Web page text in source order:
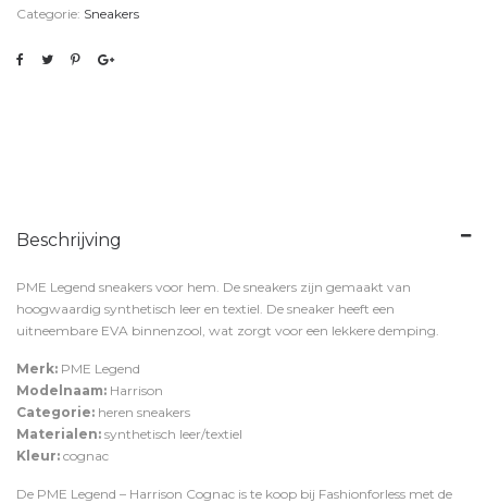
Categorie: Sneakers
Beschrijving
PME Legend sneakers voor hem. De sneakers zijn gemaakt van
hoogwaardig synthetisch leer en textiel. De sneaker heeft een
uitneembare EVA binnenzool, wat zorgt voor een lekkere demping.
Merk: PME Legend
Modelnaam: Harrison
Categorie: heren sneakers
Materialen: synthetisch leer/textiel
Kleur: cognac
De PME Legend – Harrison Cognac is te koop bij Fashionforless met de